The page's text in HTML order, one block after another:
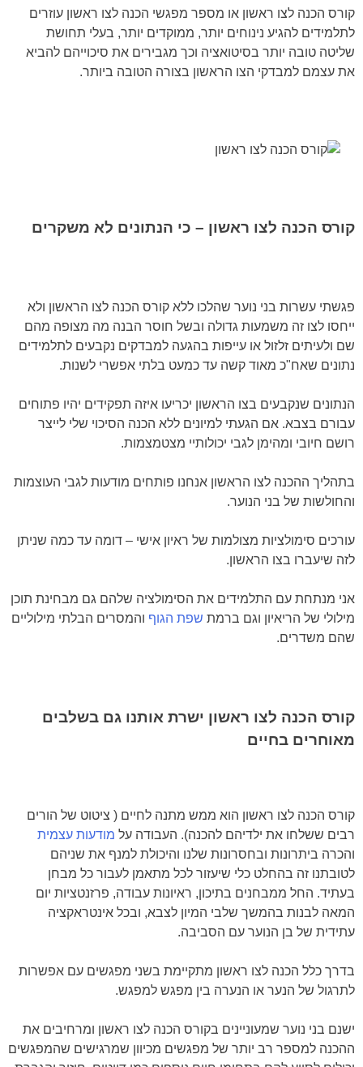
קורס הכנה לצו ראשון או מספר מפגשי הכנה לצו ראשון עוזרים
לתלמידים להגיע נינוחים יותר, ממוקדים יותר, בעלי תחושת
שליטה טובה יותר בסיטואציה וכך מגבירים את סיכוייהם להביא
את עצמם למבדקי הצו הראשון בצורה הטובה ביותר.
קורס הכנה לצו ראשון – כי הנתונים לא משקרים
פגשתי עשרות בני נוער שהלכו ללא קורס הכנה לצו הראשון ולא
ייחסו לצו זה משמעות גדולה ובשל חוסר הבנה מה מצופה מהם
שם ולעיתים זלזול או עייפות בהגעה למבדקים נקבעים לתלמידים
נתונים שאח"כ מאוד קשה עד כמעט בלתי אפשרי לשנות.
הנתונים שנקבעים בצו הראשון יכריעו איזה תפקידים יהיו פתוחים
עבורם בצבא. אם הגעתי למיונים ללא הכנה הסיכוי שלי לייצר
רושם חיובי ומהימן לגבי יכולותיי מצטמצמות.
בתהליך ההכנה לצו הראשון אנחנו פותחים מודעות לגבי העוצמות
והחולשות של בני הנוער.
עורכים סימולציות מצולמות של ראיון אישי – דומה עד כמה שניתן
לזה שיעברו בצו הראשון.
אני מנתחת עם התלמידים את הסימולציה שלהם גם מבחינת תוכן
מילולי של הריאיון וגם ברמת שפת הגוף והמסרים הבלתי מילוליים
שהם משדרים.
קורס הכנה לצו ראשון ישרת אותנו גם בשלבים
מאוחרים בחיים
קורס הכנה לצו ראשון הוא ממש מתנה לחיים ( ציטוט של הורים
רבים ששלחו את ילדיהם להכנה). העבודה על מודעות עצמית
והכרה ביתרונות ובחסרונות שלנו והיכולת למנף את שניהם
לטובתנו זה בהחלט כלי שיעזור לכל מתאמן לעבור כל מבחן
בעתיד. החל ממבחנים בתיכון, ראיונות עבודה, פרזנטציות יום
המאה לבנות בהמשך שלבי המיון לצבא, ובכל אינטראקציה
עתידית של בן הנוער עם הסביבה.
בדרך כלל הכנה לצו ראשון מתקיימת בשני מפגשים עם אפשרות
לתרגול של הנער או הנערה בין מפגש למפגש.
ישנם בני נוער שמעוניינים בקורס הכנה לצו ראשון ומרחיבים את
ההכנה למספר רב יותר של מפגשים מכיוון שמרגישים שהמפגשים